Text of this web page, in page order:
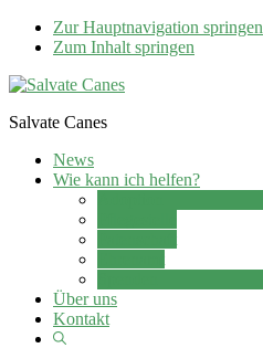
Zur Hauptnavigation springen
Zum Inhalt springen
Salvate Canes
News
Wie kann ich helfen?
Über uns
Kontakt
Show